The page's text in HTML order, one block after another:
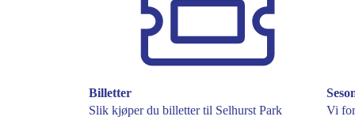
Billetter
Slik kjøper du billetter til Selhurst Park Vi